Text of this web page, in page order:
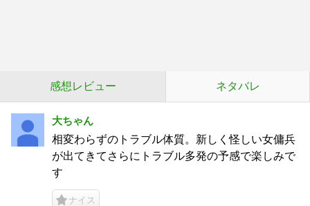
感想レビュー ネタバレ
大ちゃん
相変わらずのトラブル体質。新しく怪しい女傭兵
が出てきてさらにトラブル多発の予感で楽しみで
す
ナイス